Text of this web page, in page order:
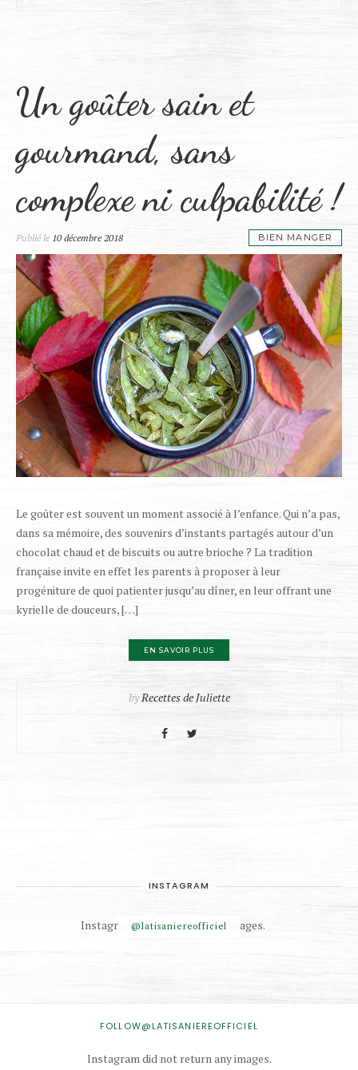
Un goûter sain et
gourmand, sans
complexe ni culpabilité !
Publié le 10 décembre 2018 BIEN MANGER
Le goûter est souvent un moment associé à l’enfance. Qui n’a pas,
dans sa mémoire, des souvenirs d’instants partagés autour d’un
chocolat chaud et de biscuits ou autre brioche ? La tradition
française invite en effet les parents à proposer à leur
progéniture de quoi patienter jusqu’au dîner, en leur offrant une
kyrielle de douceurs, […]
EN SAVOIR PLUS
byRecettes de Juliette
INSTAGRAM
@latisaniereofficiel
Instagram did not return any images.
FOLLOW@LATISANIEREOFFICIEL
Instagram did not return any images.